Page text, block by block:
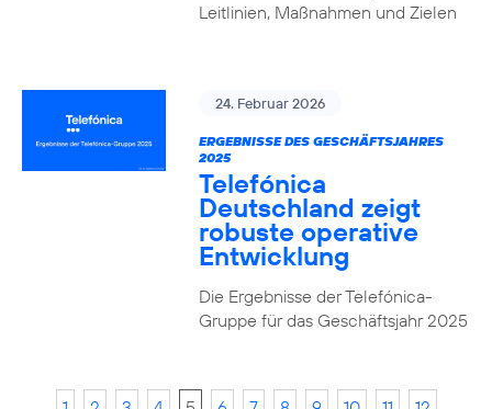
Leitlinien, Maßnahmen und Zielen
24. Februar 2026
ERGEBNISSE DES GESCHÄFTSJAHRES
2025
Telefónica
Deutschland zeigt
robuste operative
Entwicklung
Die Ergebnisse der Telefónica-
Gruppe für das Geschäftsjahr 2025